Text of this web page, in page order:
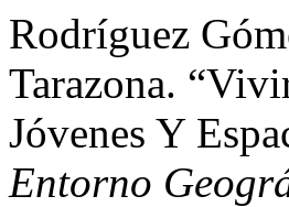
Rodríguez
Tarazona.
Jóvenes Y
Entorno